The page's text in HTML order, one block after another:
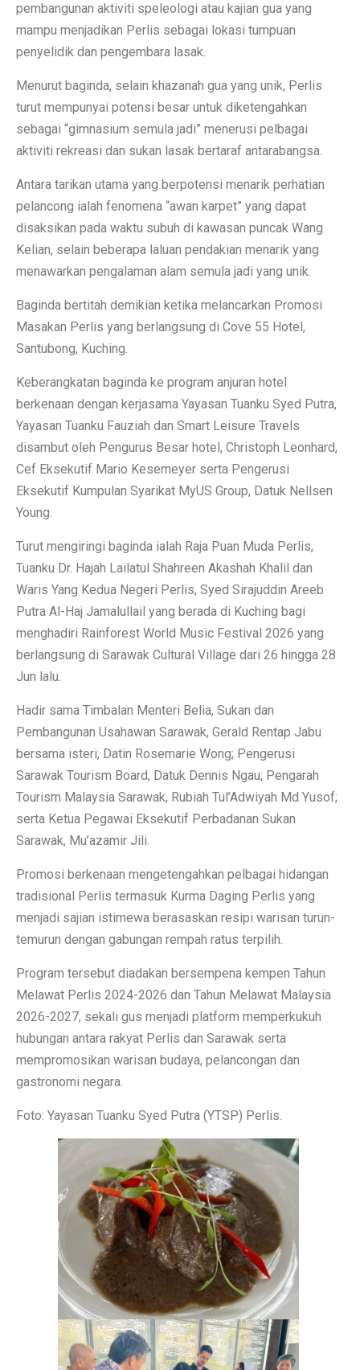
pembangunan aktiviti speleologi atau kajian gua yang
mampu menjadikan Perlis sebagai lokasi tumpuan
penyelidik dan pengembara lasak.
Menurut baginda, selain khazanah gua yang unik, Perlis
turut mempunyai potensi besar untuk diketengahkan
sebagai “gimnasium semula jadi” menerusi pelbagai
aktiviti rekreasi dan sukan lasak bertaraf antarabangsa.
Antara tarikan utama yang berpotensi menarik perhatian
pelancong ialah fenomena “awan karpet” yang dapat
disaksikan pada waktu subuh di kawasan puncak Wang
Kelian, selain beberapa laluan pendakian menarik yang
menawarkan pengalaman alam semula jadi yang unik.
Baginda bertitah demikian ketika melancarkan Promosi
Masakan Perlis yang berlangsung di Cove 55 Hotel,
Santubong, Kuching.
Keberangkatan baginda ke program anjuran hotel
berkenaan dengan kerjasama Yayasan Tuanku Syed Putra,
Yayasan Tuanku Fauziah dan Smart Leisure Travels
disambut oleh Pengurus Besar hotel, Christoph Leonhard,
Cef Eksekutif Mario Kesemeyer serta Pengerusi
Eksekutif Kumpulan Syarikat MyUS Group, Datuk Nellsen
Young.
Turut mengiringi baginda ialah Raja Puan Muda Perlis,
Tuanku Dr. Hajah Lailatul Shahreen Akashah Khalil dan
Waris Yang Kedua Negeri Perlis, Syed Sirajuddin Areeb
Putra Al-Haj Jamalullail yang berada di Kuching bagi
menghadiri Rainforest World Music Festival 2026 yang
berlangsung di Sarawak Cultural Village dari 26 hingga 28
Jun lalu.
Hadir sama Timbalan Menteri Belia, Sukan dan
Pembangunan Usahawan Sarawak, Gerald Rentap Jabu
bersama isteri, Datin Rosemarie Wong; Pengerusi
Sarawak Tourism Board, Datuk Dennis Ngau; Pengarah
Tourism Malaysia Sarawak, Rubiah Tul’Adwiyah Md Yusof;
serta Ketua Pegawai Eksekutif Perbadanan Sukan
Sarawak, Mu’azamir Jili.
Promosi berkenaan mengetengahkan pelbagai hidangan
tradisional Perlis termasuk Kurma Daging Perlis yang
menjadi sajian istimewa berasaskan resipi warisan turun-
temurun dengan gabungan rempah ratus terpilih.
Program tersebut diadakan bersempena kempen Tahun
Melawat Perlis 2024-2026 dan Tahun Melawat Malaysia
2026-2027, sekali gus menjadi platform memperkukuh
hubungan antara rakyat Perlis dan Sarawak serta
mempromosikan warisan budaya, pelancongan dan
gastronomi negara.
Foto: Yayasan Tuanku Syed Putra (YTSP) Perlis.